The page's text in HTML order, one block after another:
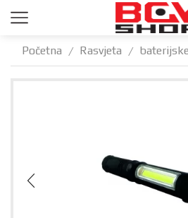
Početna / Rasvjeta /